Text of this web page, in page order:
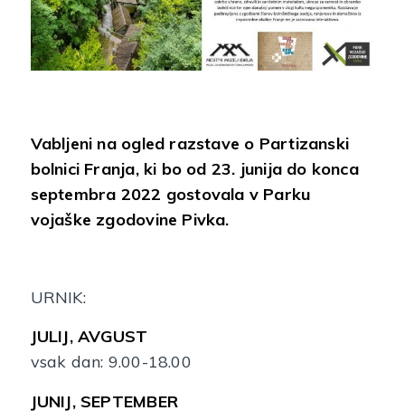
Vabljeni na ogled razstave o Partizanski
bolnici Franja, ki bo od 23. junija do konca
septembra 2022 gostovala v Parku
vojaške zgodovine Pivka.
URNIK:
JULIJ, AVGUST
vsak dan: 9.00-18.00
JUNIJ, SEPTEMBER